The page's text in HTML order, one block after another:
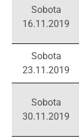
Sobota
16.11.2019
Sobota
23.11.2019
Sobota
30.11.2019